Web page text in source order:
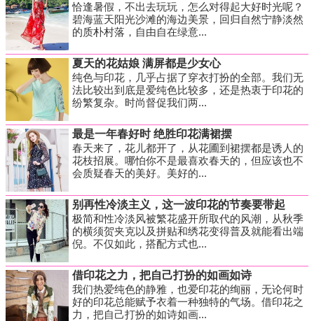
恰逢暑假，不出去玩玩，怎么对得起大好时光呢？
碧海蓝天阳光沙滩的海边美景，回归自然宁静淡然
的质朴村落，自由自在绿意...
夏天的花姑娘 满屏都是少女心
纯色与印花，几乎占据了穿衣打扮的全部。我们无
法比较出到底是爱纯色比较多，还是热衷于印花的
纷繁复杂。时尚督促我们两...
最是一年春好时 绝胜印花满裙摆
春天来了，花儿都开了，从花圃到裙摆都是诱人的
花枝招展。哪怕你不是最喜欢春天的，但应该也不
会质疑春天的美好。美好的...
别再性冷淡主义，这一波印花的节奏要带起
极简和性冷淡风被繁花盛开所取代的风潮，从秋季
的横须贺夹克以及拼贴和绣花变得普及就能看出端
倪。不仅如此，搭配方式也...
借印花之力，把自己打扮的如画如诗
我们热爱纯色的静雅，也爱印花的绚丽，无论何时
好的印花总能赋予衣着一种独特的气场。借印花之
力，把自己打扮的如诗如画...